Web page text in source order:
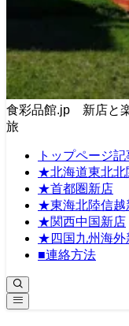
食彩品館.jp 新店と
旅
トップページ
★北海道東北北
★首都圏新店
★東海北陸信越
★関西中国新店
★四国九州海外
■連絡方法